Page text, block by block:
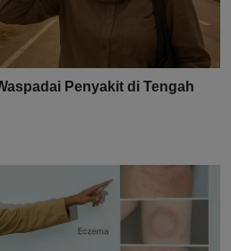
Penyakit di Tengah